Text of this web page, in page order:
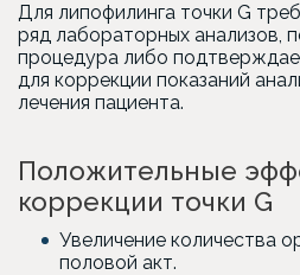
Для липофилинга точки G
ряд лабораторных анализов,
процедура либо
для коррекции показаний
лечения пациента.
Положительные
коррекции точки G
Увеличение количества
половой акт.